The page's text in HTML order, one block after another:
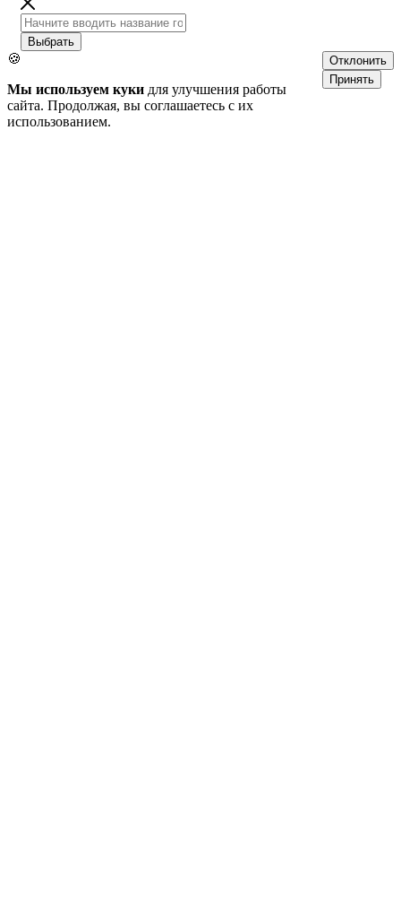
Выбрать
🍪
Мы используем куки для улучшения работы
сайта. Продолжая, вы соглашаетесь с их
использованием.
Отклонить
Принять